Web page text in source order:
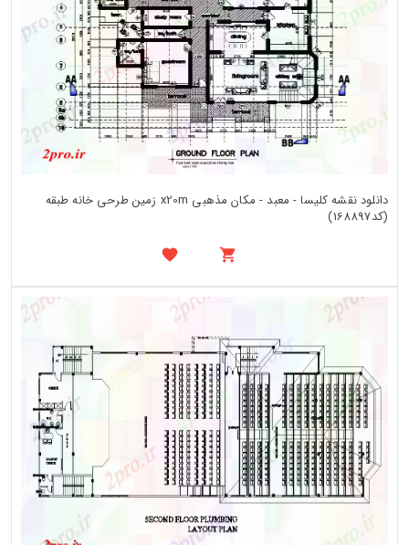
دانلود نقشه کلیسا - معبد - مکان مذهبی x20m زمین طرحی خانه طبقه
(کد168897)